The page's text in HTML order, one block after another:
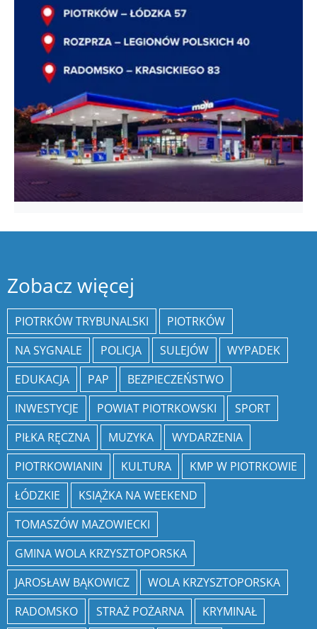
Zobacz więcej
PIOTRKÓW TRYBUNALSKI
PIOTRKÓW
NA SYGNALE
POLICJA SULEJÓW
WYPADEK
EDUKACJA
PAP
BEZPIECZEŃSTWO
INWESTYCJE
POWIAT PIOTRKOWSKI
SPORT
PIŁKA RĘCZNA
MUZYKA
WYDARZENIA
PIOTRKOWIANIN
KULTURA
KMP W PIOTRKOWIE
ŁÓDZKIE
KSIĄŻKA NA WEEKEND
TOMASZÓW MAZOWIECKI
GMINA WOLA KRZYSZTOPORSKA
JAROSŁAW BĄKOWICZ
WOLA KRZYSZTOPORSKA
RADOMSKO
STRAŻ POŻARNA
KRYMINAŁ